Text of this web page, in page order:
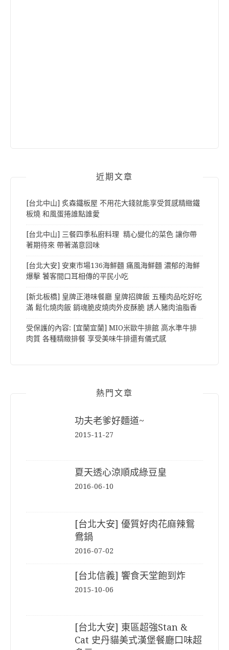
近期文章
[台北中山] 炙森鐵板屋 不用花大錢就能享受質感精緻鐵
板燒 和風蛋捲誰點誰愛
[台北中山] 三餐四季私廚料理 精心變化的菜色 讓你帶
著期待來 帶著滿意回味
[台北大安] 安東市場136海鮮麵 痛風海鮮麵 濃郁的海鮮
爆擊 饕客間口耳相傳的平民小吃
[新北板橋] 皇牌正港味餐廳 皇牌招牌飯 五種肉品吃好吃
滿 鬆化燒肉飯 銷魂脆皮燒肉外皮酥脆 誘人豬肉油脂香
受保護的內容: [宜蘭宜蘭] MIO米歐牛排館 高水準牛排
肉質 各種精緻排餐 享受美味牛排還有儀式感
熱門文章
功夫老爹好麵道~
2015-11-27
夏天透心涼順成綠豆皇
2016-06-10
[台北大安] 優質好肉花麻辣鴛
鴦鍋
2016-07-02
[台北信義] 饗食天堂飽到炸
2015-10-06
[台北大安] 東區超強Stan &
Cat 史丹貓美式漢堡餐廳口味超